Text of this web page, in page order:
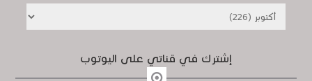
إشترك في قناتي على اليوتوب